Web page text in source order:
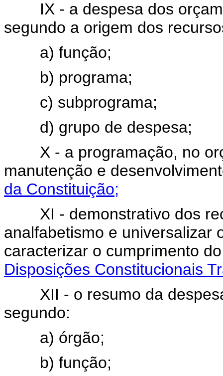
IX - a despesa dos
segundo a origem dos
a) função;
b) programa;
c) subprograma;
d) grupo de despesa;
X - a programação, no
manutenção e
da Constituição;
XI - demonstrativo dos
analfabetismo e universalizar
caracterizar o cumprimento
Disposições Constitucionais
XII - o resumo da despesa
segundo:
a) órgão;
b) função;